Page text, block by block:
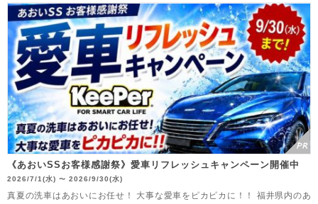
《あおいSSお客様感謝祭》愛車リフレッシュキャンペーン開催中
2026/7/1(水) 〜 2026/9/30(水)
真夏の洗車はあおいにお任せ！ 大事な愛車をピカピカに！！ 福井県内のあ